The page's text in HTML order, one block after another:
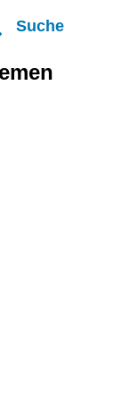
Suche